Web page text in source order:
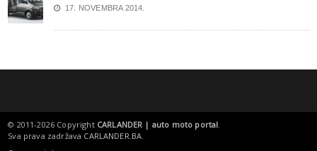
17. NOVEMBRA 2014.
© 2011-2026 Copyright CARLANDER | auto moto portal.
Sva prava zadržava CARLANDER.BA.